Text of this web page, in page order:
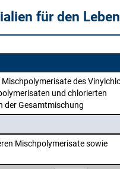
für den
des
und chlorierten
der Gesamtmischung
Mischpolymerisate sowie